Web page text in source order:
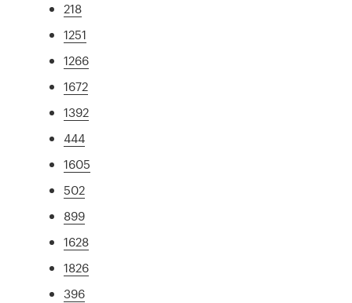
218
1251
1266
1672
1392
444
1605
502
899
1628
1826
396